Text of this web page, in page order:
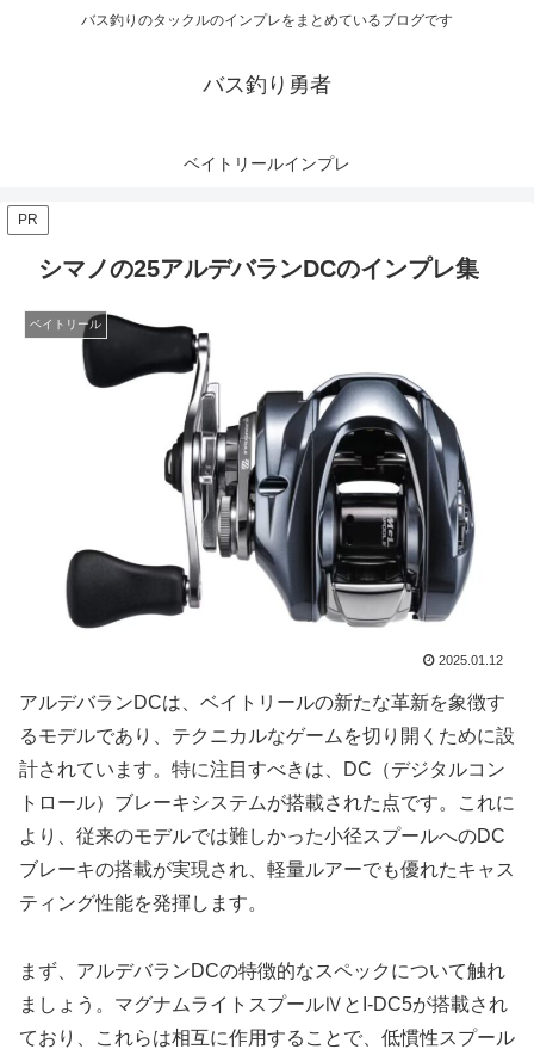
バス釣りのタックルのインプレをまとめているブログです
バス釣り勇者
ベイトリールインプレ
PR
シマノの25アルデバランDCのインプレ集
ベイトリール
2025.01.12
アルデバランDCは、ベイトリールの新たな革新を象徴す
るモデルであり、テクニカルなゲームを切り開くために設
計されています。特に注目すべきは、DC（デジタルコン
トロール）ブレーキシステムが搭載された点です。これに
より、従来のモデルでは難しかった小径スプールへのDC
ブレーキの搭載が実現され、軽量ルアーでも優れたキャス
ティング性能を発揮します。
まず、アルデバランDCの特徴的なスペックについて触れ
ましょう。マグナムライトスプールⅣとI-DC5が搭載され
ており、これらは相互に作用することで、低慣性スプール